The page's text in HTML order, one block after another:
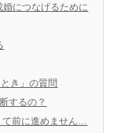
につなげるために
き」の質問
するの？
前に進めません…